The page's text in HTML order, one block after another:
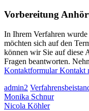
Vorbereitung
In Ihrem Verfahren
möchten sich auf den
können wir Sie auf diese
Fragen beantworten.
Kontaktformular Kontakt
admin2
Monika Schnur
Nicola Köhler